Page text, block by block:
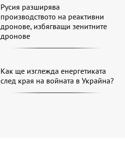
Русия разширява
производството на реактивни
дронове, избягващи зенитните
дронове
Как ще изглежда енергетиката
след края на войната в Украйна?